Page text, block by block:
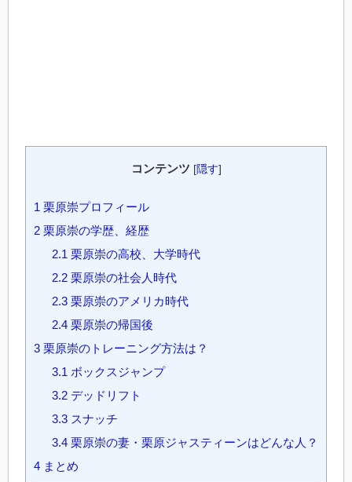
コンテンツ [隠す]
1 栗原崇プロフィール
2 栗原崇の学歴、経歴
2.1 栗原崇の高校、大学時代
2.2栗原崇の社会人時代
2.3栗原崇のアメリカ時代
2.4栗原崇の帰国後
3 栗原崇のトレーニング方法は？
3.1 ボックスジャンプ
3.2デッドリフト
3.3スナッチ
3.4栗原崇の妻・栗原ジャスティーンはどんな人？
4 まとめ